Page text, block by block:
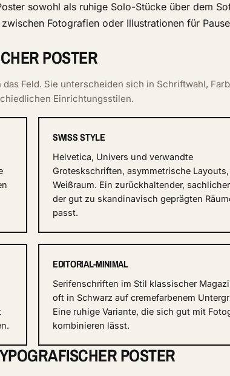
sowohl als ruhige Solo-Stücke über dem
Fotografien oder Illustrationen für
POSTER
Feld. Sie unterscheiden sich in Schriftwahl,
Einrichtungsstilen.
SWISS STYLE
Helvetica, Univers und verwandte
Groteskschriften, asymmetrische
Weißraum. Ein zurückhaltender,
der gut zu skandinavisch geprägten
passt.
EDITORIAL-MINIMAL
Serifenschriften im Stil klassischer
oft in Schwarz auf cremefarbenem
Eine ruhige Variante, die sich gut mit
kombinieren lässt.
POSTER